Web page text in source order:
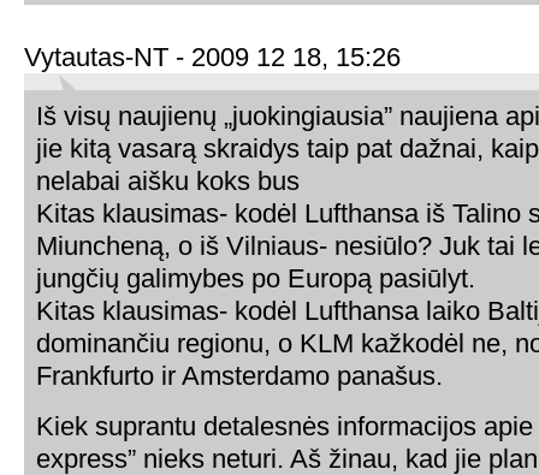
Vytautas-NT - 2009 12 18, 15:26
Iš visų naujienų „juokingiausia” naujiena
jie kitą vasarą skraidys taip pat dažnai,
nelabai aišku koks bus
Kitas klausimas- kodėl Lufthansa iš Talino
Miuncheną, o iš Vilniaus- nesiūlo? Juk tai
jungčių galimybes po Europą pasiūlyt.
Kitas klausimas- kodėl Lufthansa laiko
dominančiu regionu, o KLM kažkodėl ne,
Frankfurto ir Amsterdamo panašus.
Kiek suprantu detalesnės informacijos apie
express” nieks neturi. Aš žinau, kad jie